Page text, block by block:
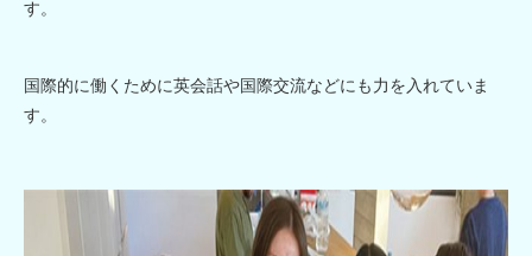
す。
国際的に働くために英会話や国際交流などにも力を入れていま
す。